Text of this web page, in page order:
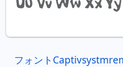
フォント